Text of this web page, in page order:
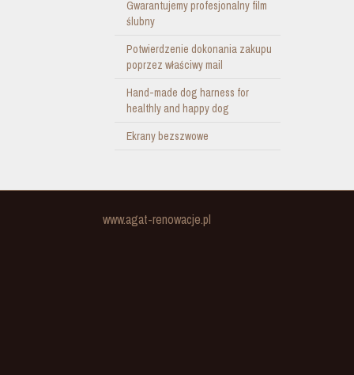
Gwarantujemy profesjonalny film
ślubny
Potwierdzenie dokonania zakupu
poprzez właściwy mail
Hand-made dog harness for
healthly and happy dog
Ekrany bezszwowe
www.agat-renowacje.pl